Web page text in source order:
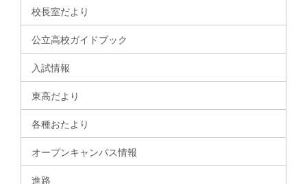
校長室だより
公立高校ガイドブック
入試情報
東高だより
各種おたより
オープンキャンパス情報
進路